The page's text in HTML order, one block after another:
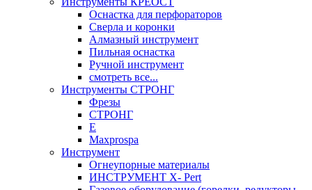
Оснастка для перфораторов
Сверла и коронки
Алмазный инструмент
Пильная оснастка
Ручной инструмент
смотреть все...
Инструменты СТРОНГ
Фрезы
СТРОНГ
Е
Maxprospa
Инструмент
Огнеупорные материалы
ИНСТРУМЕНТ X- Pert